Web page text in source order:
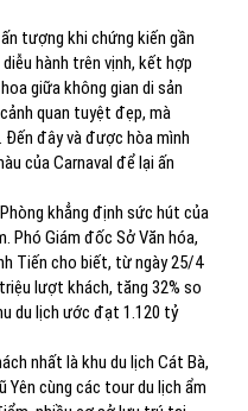
tượng khi chứng kiến gần
hành trên vịnh, kết hợp
giữa không gian di sản
quan tuyệt đẹp, mà
đây và được hòa mình
của Carnaval để lại ấn
khẳng định sức hút của
Phó Giám đốc Sở Văn hóa,
Tiến cho biết, từ ngày 25/4
lượt khách, tăng 32% so
du lịch ước đạt 1.120 tỷ
nhất là khu du lịch Cát Bà,
cùng các tour du lịch ẩm